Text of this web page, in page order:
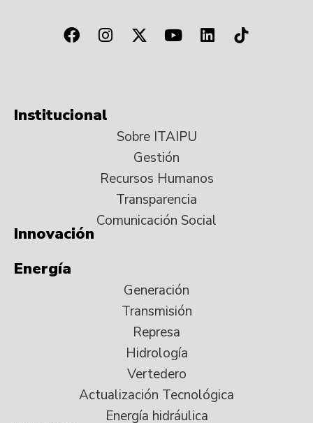
Institucional
Sobre ITAIPU
Gestión
Recursos Humanos
Transparencia
Comunicación Social
Innovación
Energía
Generación
Transmisión
Represa
Hidrología
Vertedero
Actualización Tecnológica
Energía hidráulica